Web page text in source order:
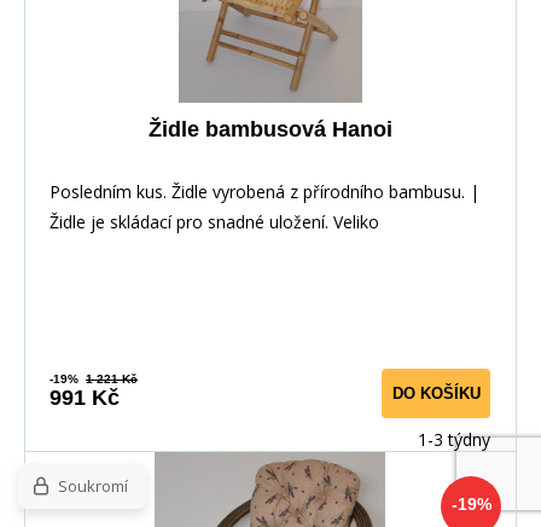
Židle bambusová Hanoi
Posledním kus. Židle vyrobená z přírodního bambusu. |
Židle je skládací pro snadné uložení. Veliko
-19% 1 221 Kč
991 Kč DO KOŠÍKU
1-3 týdny
-19%
Soukromí